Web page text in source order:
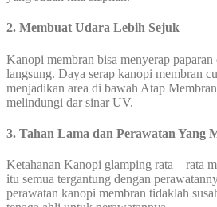
2. Membuat Udara Lebih Sejuk­­­­
Kanopi membran bisa menyerap paparan
langsung. Daya serap kanopi membran
menjadikan area di bawah Atap
melindungi dar sinar UV.
3. Tahan Lama dan Perawatan Yang
Ketahanan Kanopi glamping rata – rata
itu semua tergantung dengan
perawatan kanopi membran tidaklah